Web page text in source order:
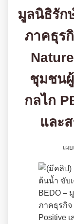
มูลนิธิรัก
ภาคธุร
ชุมชน
กลไก
และ
เผ